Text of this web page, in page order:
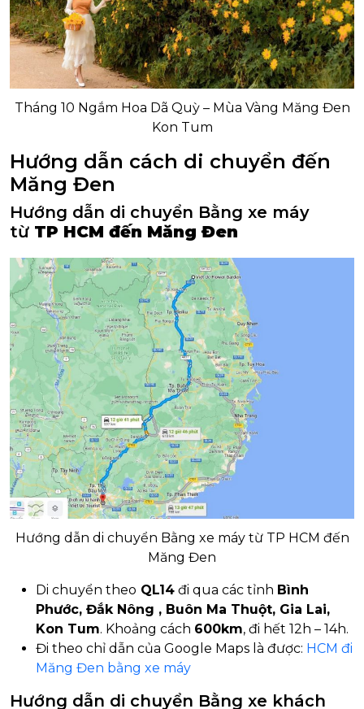
Tháng 10 Ngắm Hoa Dã Quỳ – Mùa Vàng Măng Đen
Kon Tum
Hướng dẫn cách di chuyển đến
Măng Đen
Hướng dẫn di chuyển Bằng xe máy
từ TP HCM đến Măng Đen
Hướng dẫn di chuyển Bằng xe máy từ TP HCM đến
Măng Đen
Di chuyển theo QL14 đi qua các tỉnh Bình
Phước, Đắk Nông , Buôn Ma Thuột, Gia Lai,
Kon Tum. Khoảng cách 600km, đi hết 12h – 14h.
Đi theo chỉ dẫn của Google Maps là được: HCM đi
Măng Đen bằng xe máy
Hướng dẫn di chuyển Bằng xe khách